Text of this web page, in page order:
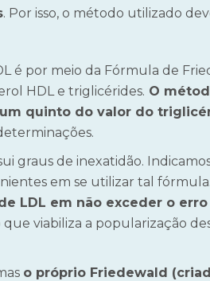
. Por isso, o método utilizado
é por meio da Fórmula de
HDL e triglicérides. O
quinto do valor do
graus de inexatidão.
em se utilizar tal fórmula.
LDL em não exceder o erro
viabiliza a popularização
o próprio Friedewald